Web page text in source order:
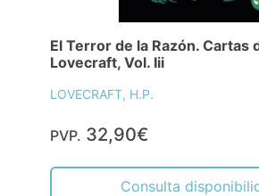
El Terror de la Razón. Cartas
Lovecraft, Vol. Iii
LOVECRAFT, H.P.
PVP. 32,90€
Consulta